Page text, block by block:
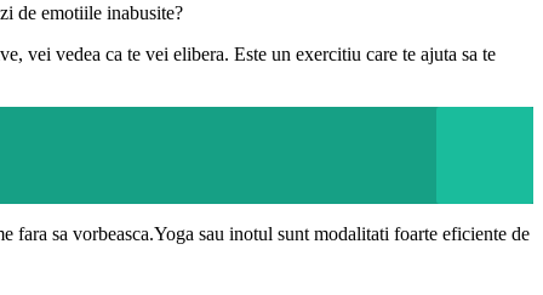
de emotiile inabusite?
vei vedea ca te vei elibera. Este un exercitiu care te ajuta sa te
fara sa vorbeasca.Yoga sau inotul sunt modalitati foarte eficiente de